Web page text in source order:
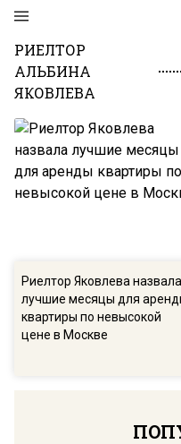
РИЕЛТОР
АЛЬБИНА
ЯКОВЛЕВА
Риелтор Яковлева назвала
лучшие месяцы для
квартиры по невысокой
цене в Москве